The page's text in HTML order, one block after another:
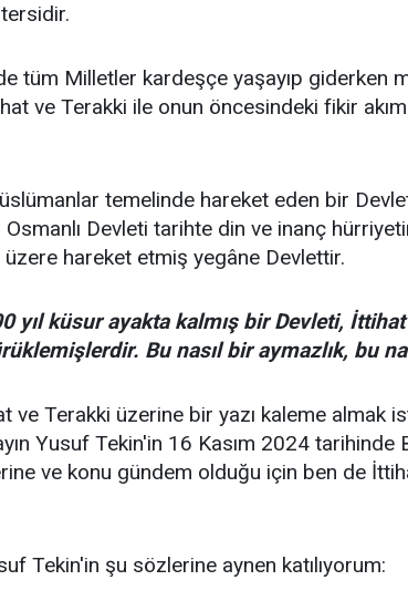
tüm Milletler kardeşçe yaşayıp giderken
ve Terakki ile onun öncesindeki fikir
temelinde hareket eden bir
Osmanlı Devleti tarihte din ve inanç
üzere hareket etmiş yegâne Devlettir.
yıl küsur ayakta kalmış bir Devleti,
Bu nasıl bir aymazlık, bu
ve Terakki üzerine bir yazı kaleme almak
Yusuf Tekin'in 16 Kasım 2024 tarihinde
ve konu gündem olduğu için ben de
Tekin'in şu sözlerine aynen katılıyorum: